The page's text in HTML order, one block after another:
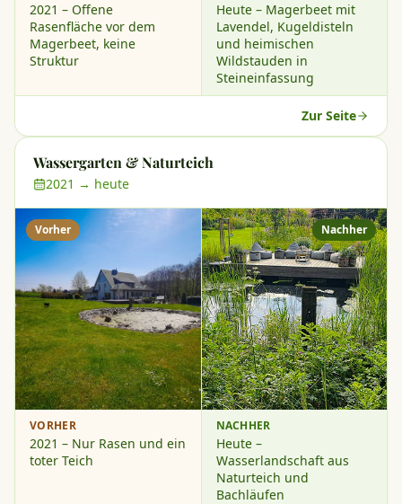
2021 – Offene
Rasenfläche vor dem
Magerbeet, keine
Struktur
Heute – Magerbeet mit
Lavendel, Kugeldisteln
und heimischen
Wildstauden in
Steineinfassung
Zur Seite
Wassergarten & Naturteich
2021 → heute
Vorher Nachher
VORHER
2021 – Nur Rasen und ein
toter Teich
NACHHER
Heute –
Wasserlandschaft aus
Naturteich und
Bachläufen